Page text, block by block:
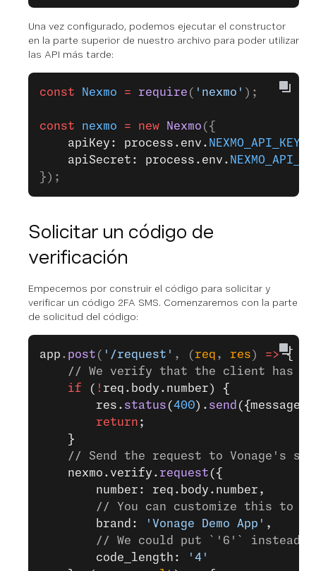
Una vez configurado, podemos ejecutar el constructor
en la parte superior de nuestro archivo para poder utilizar
las API más tarde:
const Nexmo = require ( 'nexmo' );
const nexmo = new Nexmo ({
    apiKey: process.env.
NEXMO_API_KEY
    apiSecret: process.env.
});
Solicitar un código de
verificación
Empecemos por construir el código para solicitar y
verificar un código 2FA SMS. Comenzaremos con la parte
de solicitud del código:
app . post ( '/request' , ( req , res ) => {
// We verify that the client has
    if
( ! req.body.number) {
        res.
status (400). send ({message:
        return
;
    }
// Send the request to Vonage's
    nexmo.verify.
request ({
        number: req.body.number,
// You can customize this to
        brand:
'Vonage Demo App' ,
// We could put `'6'` instead
        code_length:
'4'